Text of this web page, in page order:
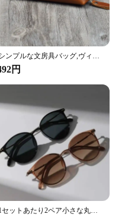
シンプルな文房具バッグ,ヴィンテージ革ペンケース,収納バッグ,ジッパー式ポーチ,学用品
円
1セットあたり2ペア小さな丸いサングラス女性かわいいスキニー猫目アイウェア男性ビンテージナローキャットアイサングラスセット